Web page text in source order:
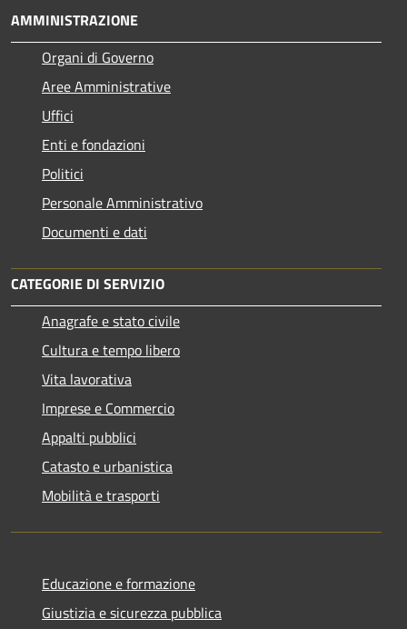
AMMINISTRAZIONE
Organi di Governo
Aree Amministrative
Uffici
Enti e fondazioni
Politici
Personale Amministrativo
Documenti e dati
CATEGORIE DI SERVIZIO
Anagrafe e stato civile
Cultura e tempo libero
Vita lavorativa
Imprese e Commercio
Appalti pubblici
Catasto e urbanistica
Mobilità e trasporti
Educazione e formazione
Giustizia e sicurezza pubblica